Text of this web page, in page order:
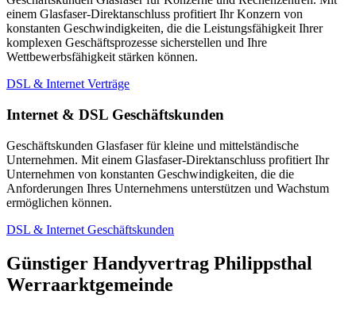
einem Glasfaser-Direktanschluss profitiert Ihr Konzern von
konstanten Geschwindigkeiten, die die Leistungsfähigkeit Ihrer
komplexen Geschäftsprozesse sicherstellen und Ihre
Wettbewerbsfähigkeit stärken können.
DSL & Internet Verträge
Internet & DSL Geschäftskunden
Geschäftskunden Glasfaser für kleine und mittelständische
Unternehmen. Mit einem Glasfaser-Direktanschluss profitiert Ihr
Unternehmen von konstanten Geschwindigkeiten, die die
Anforderungen Ihres Unternehmens unterstützen und Wachstum
ermöglichen können.
DSL & Internet Geschäftskunden
Günstiger Handyvertrag Philippsthal
Werraarktgemeinde